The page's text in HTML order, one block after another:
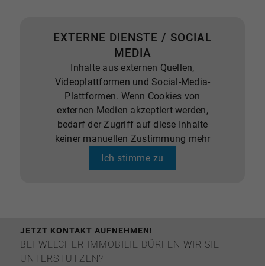
EXTERNE DIENSTE / SOCIAL
MEDIA
Inhalte aus externen Quellen,
Videoplattformen und Social-Media-
Plattformen. Wenn Cookies von
externen Medien akzeptiert werden,
bedarf der Zugriff auf diese Inhalte
keiner manuellen Zustimmung mehr
Ich stimme zu
JETZT KONTAKT AUFNEHMEN!
BEI WELCHER IMMOBILIE DÜRFEN WIR SIE
UNTERSTÜTZEN?